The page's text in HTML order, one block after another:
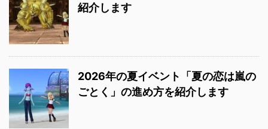
紹介します
2026年の夏イベント「夏の恋は嵐の
ごとく」の進め方を紹介します